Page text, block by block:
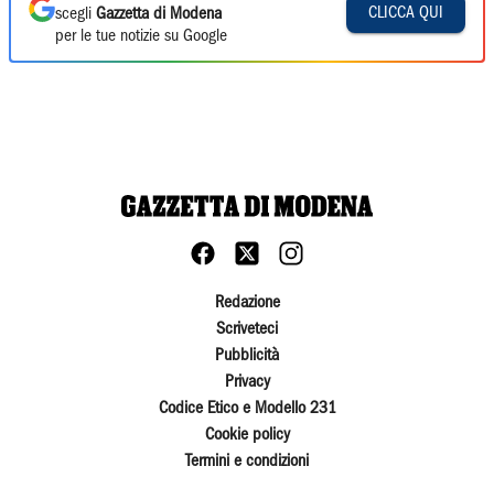
scegli Gazzetta di Modena
per le tue notizie su Google
CLICCA QUI
Redazione
Scriveteci
Pubblicità
Privacy
Codice Etico e Modello 231
Cookie policy
Termini e condizioni